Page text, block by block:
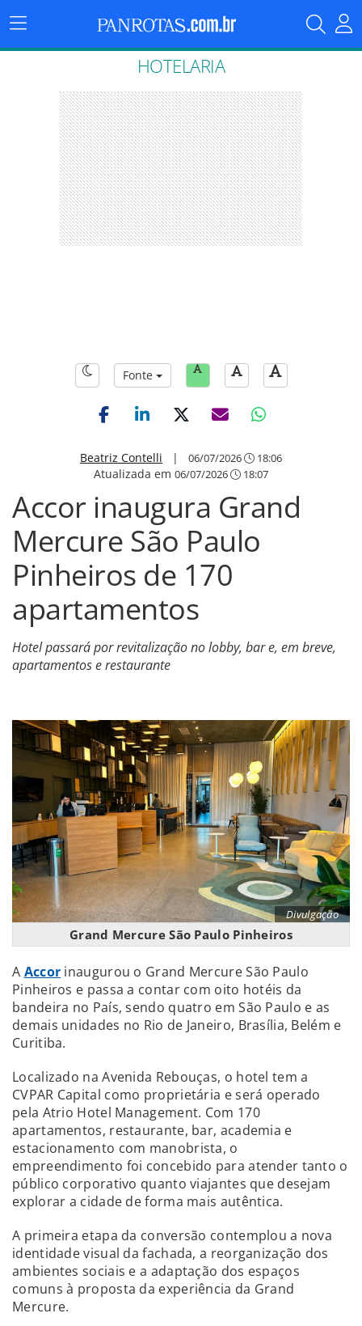
Menu
Principal
HOTELARIA
Fonte
Beatriz Contelli | 06/07/2026 18:06
Atualizada em 06/07/2026 18:07
Accor inaugura Grand
Mercure São Paulo
Pinheiros de 170
apartamentos
Hotel passará por revitalização no lobby, bar e, em breve,
apartamentos e restaurante
Divulgação
Grand Mercure São Paulo Pinheiros
A Accor inaugurou o Grand Mercure São Paulo
Pinheiros e passa a contar com oito hotéis da
bandeira no País, sendo quatro em São Paulo e as
demais unidades no Rio de Janeiro, Brasília, Belém e
Curitiba.
Localizado na Avenida Rebouças, o hotel tem a
CVPAR Capital como proprietária e será operado
pela Atrio Hotel Management. Com 170
apartamentos, restaurante, bar, academia e
estacionamento com manobrista, o
empreendimento foi concebido para atender tanto o
público corporativo quanto viajantes que desejam
explorar a cidade de forma mais autêntica.
A primeira etapa da conversão contemplou a nova
identidade visual da fachada, a reorganização dos
ambientes sociais e a adaptação dos espaços
comuns à proposta da experiência da Grand
Mercure.